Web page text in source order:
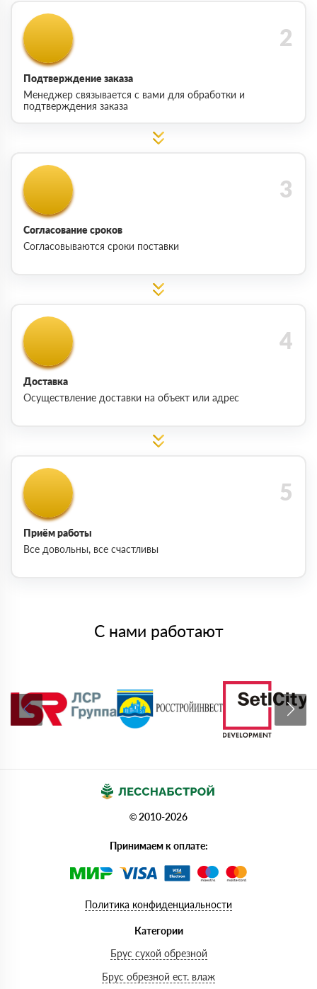
Подтверждение заказа
Менеджер связывается с вами для обработки и
подтверждения заказа
Согласование сроков
Согласовываются сроки поставки
Доставка
Осуществление доставки на объект или адрес
Приём работы
Все довольны, все счастливы
С нами работают
© 2010-2026
Принимаем к оплате:
Политика конфиденциальности
Категории
Брус сухой обрезной
Брус обрезной ест. влаж